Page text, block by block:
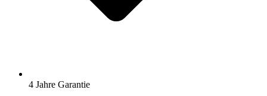
4 Jahre Garantie